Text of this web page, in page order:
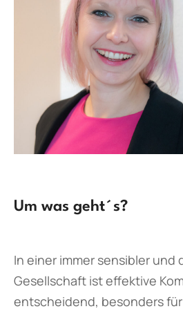
Um was geht´s?
In einer immer sensibler
Gesellschaft ist effektive
entscheidend, besonders